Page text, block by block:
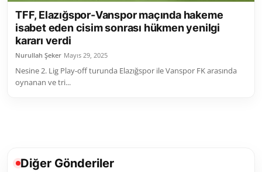
Resmi Reklamlar
TFF, Elazığspor-Vanspor maçında hakeme
isabet eden cisim sonrası hükmen yenilgi
kararı verdi
Nurullah Şeker Mayıs 29, 2025
Nesine 2. Lig Play-off turunda Elazığspor ile Vanspor FK arasında
oynanan ve tri...
Diğer Gönderiler